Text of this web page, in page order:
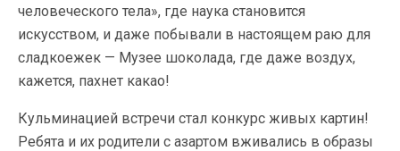
человеческого тела», где наука становится
искусством, и даже побывали в настоящем раю для
сладкоежек — Музее шоколада, где даже воздух,
кажется, пахнет какао!
Кульминацией встречи стал конкурс живых картин!
Ребята и их родители с азартом вживались в образы